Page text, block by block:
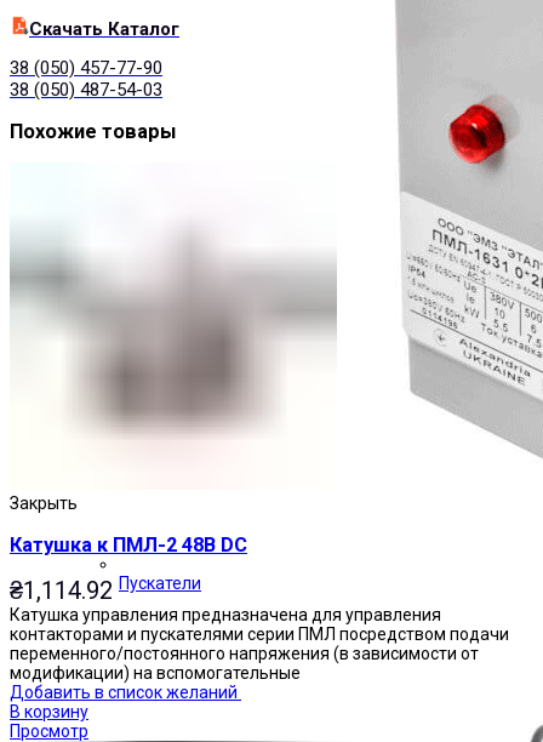
Пускатели
Cкачать Каталог
38 (050) 457-77-90
38 (050) 487-54-03
Похожие товары
Закрыть
Катушка к ПМЛ-2 48В DC
₴1,114.92
Катушка управления предназначена для управления
контакторами и пускателями серии ПМЛ посредством подачи
переменного/постоянного напряжения (в зависимости от
модификации) на вспомогательные
Добавить в список желаний
В корзину
Просмотр